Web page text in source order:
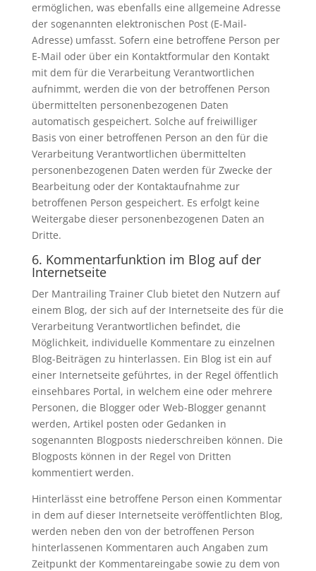
ermöglichen, was ebenfalls eine allgemeine Adresse
der sogenannten elektronischen Post (E-Mail-
Adresse) umfasst. Sofern eine betroffene Person per
E-Mail oder über ein Kontaktformular den Kontakt
mit dem für die Verarbeitung Verantwortlichen
aufnimmt, werden die von der betroffenen Person
übermittelten personenbezogenen Daten
automatisch gespeichert. Solche auf freiwilliger
Basis von einer betroffenen Person an den für die
Verarbeitung Verantwortlichen übermittelten
personenbezogenen Daten werden für Zwecke der
Bearbeitung oder der Kontaktaufnahme zur
betroffenen Person gespeichert. Es erfolgt keine
Weitergabe dieser personenbezogenen Daten an
Dritte.
6. Kommentarfunktion im Blog auf der
Internetseite
Der Mantrailing Trainer Club bietet den Nutzern auf
einem Blog, der sich auf der Internetseite des für die
Verarbeitung Verantwortlichen befindet, die
Möglichkeit, individuelle Kommentare zu einzelnen
Blog-Beiträgen zu hinterlassen. Ein Blog ist ein auf
einer Internetseite geführtes, in der Regel öffentlich
einsehbares Portal, in welchem eine oder mehrere
Personen, die Blogger oder Web-Blogger genannt
werden, Artikel posten oder Gedanken in
sogenannten Blogposts niederschreiben können. Die
Blogposts können in der Regel von Dritten
kommentiert werden.
Hinterlässt eine betroffene Person einen Kommentar
in dem auf dieser Internetseite veröffentlichten Blog,
werden neben den von der betroffenen Person
hinterlassenen Kommentaren auch Angaben zum
Zeitpunkt der Kommentareingabe sowie zu dem von